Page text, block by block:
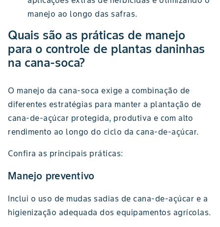
manejo ao longo das safras.
Quais são as práticas de manejo
para o controle de plantas daninhas
na cana-soca?
O manejo da cana-soca exige a combinação de
diferentes estratégias para manter a plantação de
cana-de-açúcar protegida, produtiva e com alto
rendimento ao longo do ciclo da cana-de-açúcar.
Confira as principais práticas:
Manejo preventivo
Inclui o uso de mudas sadias de cana-de-açúcar e a
higienização adequada dos equipamentos agrícolas.